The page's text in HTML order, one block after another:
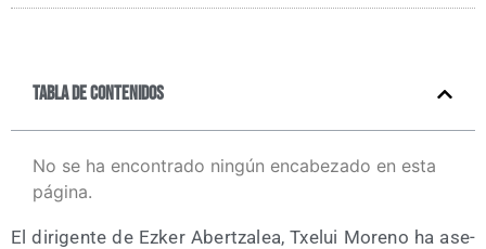
Tabla de contenidos
No se ha encontrado ningún encabezado en esta
página.
El diri­gen­te de Ezker Aber­tza­lea, Txe­lui Moreno ha ase­